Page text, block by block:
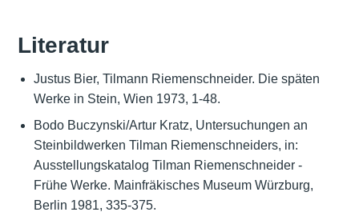
Literatur
Justus Bier, Tilmann Riemenschneider. Die späten
Werke in Stein, Wien 1973, 1-48.
Bodo Buczynski/Artur Kratz, Untersuchungen an
Steinbildwerken Tilman Riemenschneiders, in:
Ausstellungskatalog Tilman Riemenschneider -
Frühe Werke. Mainfräkisches Museum Würzburg,
Berlin 1981, 335-375.